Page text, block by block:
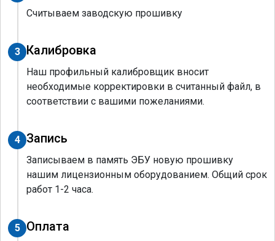
Считываем заводскую прошивку
3 Калибровка
Наш профильный калибровщик вносит
необходимые корректировки в считанный файл, в
соответствии с вашими пожеланиями.
4 Запись
Записываем в память ЭБУ новую прошивку
нашим лицензионным оборудованием. Общий срок
работ 1-2 часа.
5 Оплата